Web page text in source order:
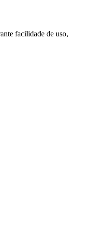
facilidade de uso,